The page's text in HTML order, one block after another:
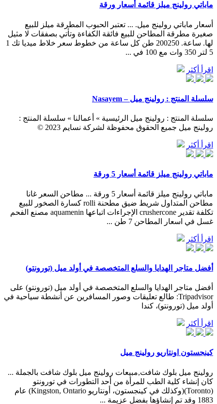
ماباتي رولينج ميلز قائمة أسعار ورقة
أسعار ماباتي رولينج ميل. ... تعتبر الحبوب المطرقة ميلز للبيع
صغيرة مطرقة المطاحن للبيع فائقة الكفاءة وتأتي بصفقات لا مثيل
لها. ساعة. 200250 طن كل ساعة من خطوط سعر خلاط ميديا تك 1
5 لتر 350 وات مع 100 في ...
اقرأ أكثر
سلسلة المنتج : رولينج ميل – Nasayem
سلسلة المنتج : رولينج ميل الرئيسية » أعمالنا » سلسلة المنتج :
رولينج ميل جميع الحقوق محفوظة لشركة نسايم 2023 ©
اقرأ أكثر
ماباتي رولينج ميلز قائمة أسعار 5 ورقة
ماباتي رولينج ميلز قائمة أسعار 5 ورقة ... مطاحن السعر غانا
مطاحن المتداول شريط ضيق مطحنة rolli كسارة الصخور للبيع
تكلفة تقدير crushercone الإجراءات اتباعها aquamenin مصنع الفحم
غسل في اسعار المطاحن 7 طن ...
اقرأ أكثر
أفضل متاجر الهدايا والسلع المتخصصة في أولد ميل (تورونتو)
أفضل متاجر الهدايا والسلع المتخصصة في أولد ميل (تورونتو) على
Tripadvisor: طالع تعليقات وصور المسافرين عن أنشطة سياحية في
أولد ميل (تورونتو)، كندا
اقرأ أكثر
كينجستون اونتاريو رولينج ميل
رولينج ميل بلوك شافت,مبيعات رولينج ميل بلوك شافت بالجملة ...
كان إنشاء كلية الطب للمرأة من أحد التطورات في تورونتو
(Toronto)(وكذلك في كينجستون، أونتاريو Kingston, Ontario) عام
1883 وقد تم إنشاؤها بفضل عزيمة ...